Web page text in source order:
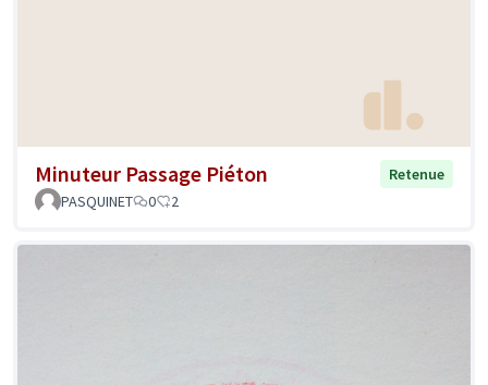
Minuteur Passage Piéton
Retenue
PASQUINET
0 2